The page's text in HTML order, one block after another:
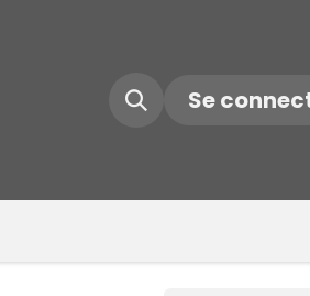
Contactez-nous
Se